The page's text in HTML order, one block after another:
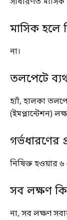
মাসিক হলে
না।
তলপেটে
হ্যাঁ, হালকা
(ইমপ্লান্টেশন)
গর্ভধারণের
নিষিক্ত হওয়ার
সব লক্ষণ কি
না, সব লক্ষণ